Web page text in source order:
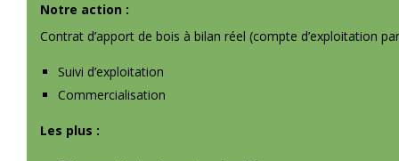
Notre action :
Contrat d’apport de bois à bilan réel (compte d’exploitation
Suivi d’exploitation
Commercialisation
Les plus :